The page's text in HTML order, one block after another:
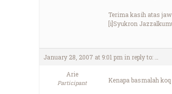
Terima kasih atas
[i]Syukron
January 28, 2007 at 9:01 pm in reply to: …
Arie
Participant Kenapa basmalah